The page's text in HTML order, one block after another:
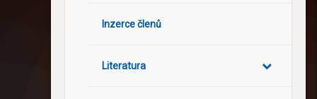
Inzerce členů
Literatura